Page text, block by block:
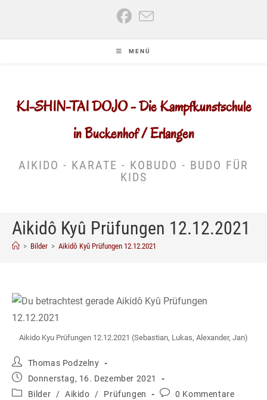
MENÜ
KI-SHIN-TAI DOJO - Die Kampfkunstschule
in Buckenhof / Erlangen
AIKIDO - KARATE - KOBUDO - BUDO FÜR
KIDS
Aikidô Kyû Prüfungen 12.12.2021
> Bilder > Aikidô Kyû Prüfungen 12.12.2021
Aikido Kyu Prüfungen 12.12.2021 (Sebastian, Lukas, Alexander, Jan)
Beitrags-
Autor:
Thomas Podzelny
Beitrag
veröffentlicht:
Donnerstag, 16. Dezember 2021
Beitrags-
Bilder / Aikido / Prüfungen
Beitrags-
0 Kommentare